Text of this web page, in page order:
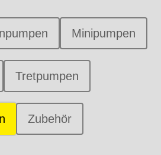
Minipumpen
Tretpumpen
Zubehör